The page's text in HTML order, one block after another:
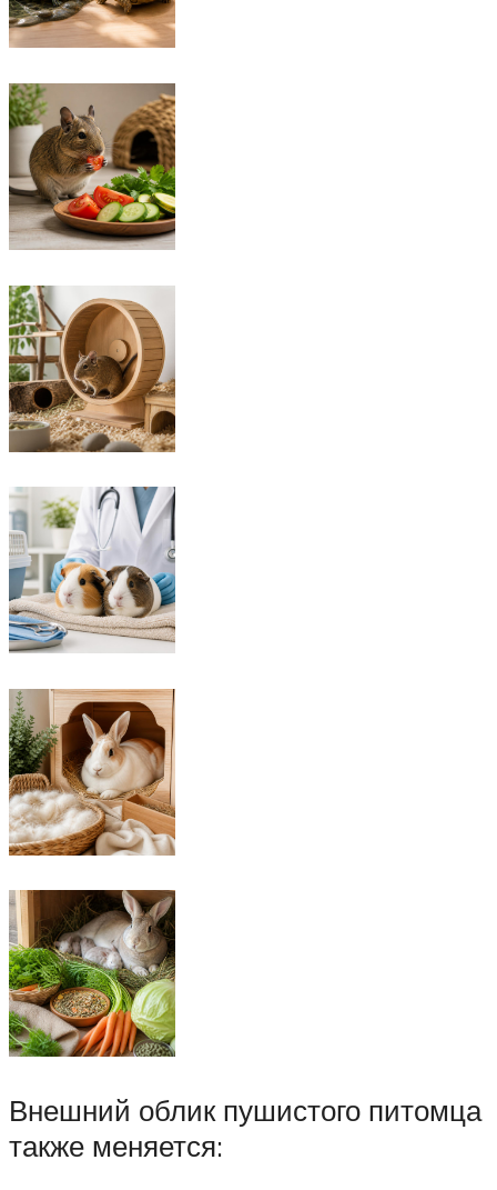
Внешний облик пушистого питомца
также меняется: